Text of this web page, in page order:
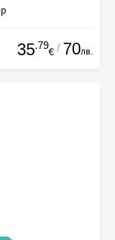
35.79
€ / 70лв.